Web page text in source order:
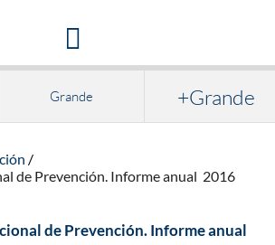
Grande +Grande
de Prevención. Informe anual 2016
de Prevención. Informe anual